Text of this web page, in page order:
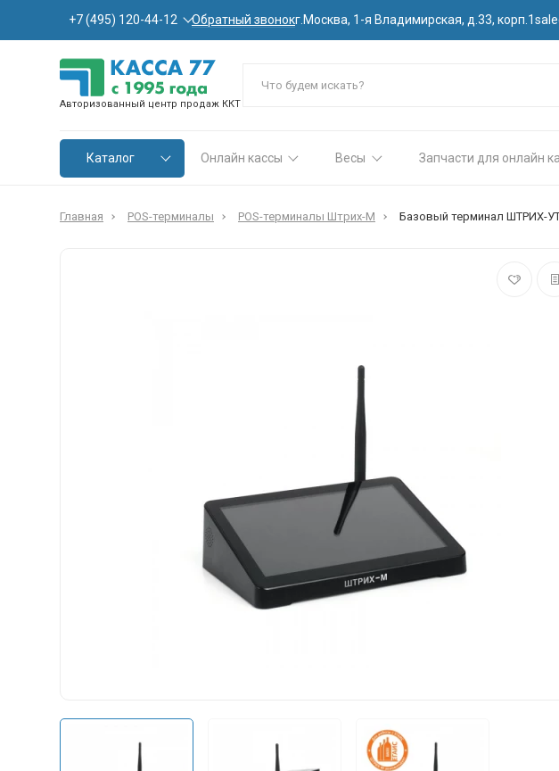
+7 (495) 120-44-12 Обратный звонокг.Москва, 1-я Владимирская, д.33, корп.1
Авторизованный центр продаж ККТ
Каталог Онлайн кассы Весы Запчасти для онлайн
Главная POS-терминалы POS-терминалы Штрих-М Базовый терминал ШТРИХ-